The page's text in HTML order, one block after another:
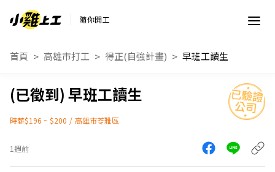
隨你開工
首頁 高雄市打工 得正(自強計畫) 早班工讀生
早班工讀生
時薪$196 ~ $200 / 高雄市苓雅區
1週前